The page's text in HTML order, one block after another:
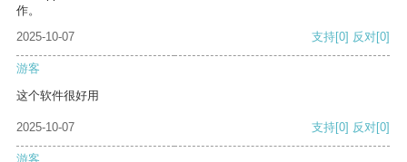
作。
2025-10-07
支持[0] 反对[0]
游客
这个软件很好用
2025-10-07 支持[0] 反对[0]
游客